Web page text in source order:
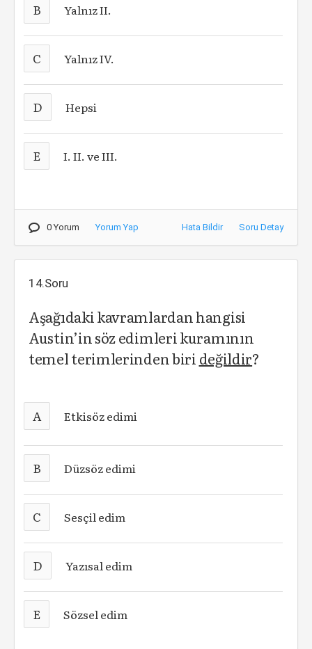
B Yalnız II.
C Yalnız IV.
D Hepsi
E I. II. ve III.
0 Yorum Yorum Yap Hata Bildir Soru Detay
14.Soru
Aşağıdaki kavramlardan hangisi
Austin’in söz edimleri kuramının
temel terimlerinden biri değildir?
A Etkisöz edimi
B Düzsöz edimi
C Sesçil edim
D Yazısal edim
E Sözsel edim